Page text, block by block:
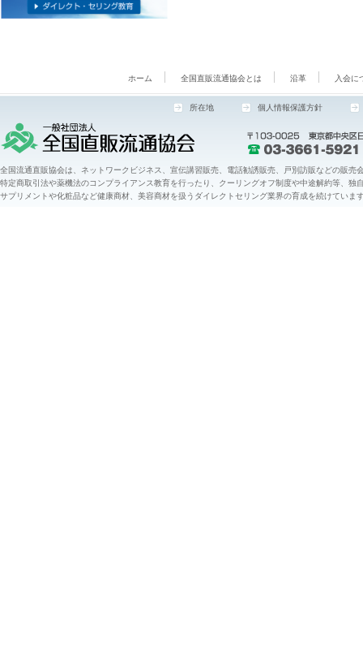
ホーム 全国直販流通協会とは 沿革 入会に
所在地 個人情報保護方針
全国流通直販協会は、ネットワークビジネス、宣伝講習販売、電話勧誘販売、戸別訪販などの販売
特定商取引法や薬機法のコンプライアンス教育を行ったり、クーリングオフ制度や中途解約等、
サプリメントや化粧品など健康商材、美容商材を扱うダイレクトセリング業界の育成を続けていま